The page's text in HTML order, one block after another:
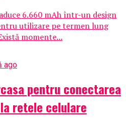
6.660 mAh într-un design
utilizare pe termen lung
momente...
ago
pentru conectarea
retele celulare